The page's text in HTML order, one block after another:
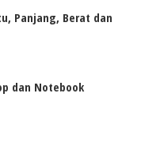
Panjang, Berat dan
dan Notebook